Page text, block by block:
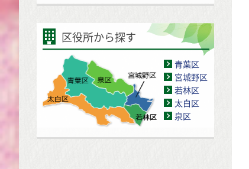
区役所から探す
青葉区
宮城野区
若林区
太白区
泉区